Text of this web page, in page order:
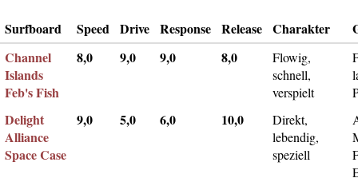
Surfboard Speed Drive Response Release Charakter
Channel
Islands
Feb's Fish
8,0 9,0 9,0 8,0
Flowig,
schnell,
verspielt
Delight
Alliance
Space Case
9,0 5,0 6,0 10,0
Direkt,
lebendig,
speziell